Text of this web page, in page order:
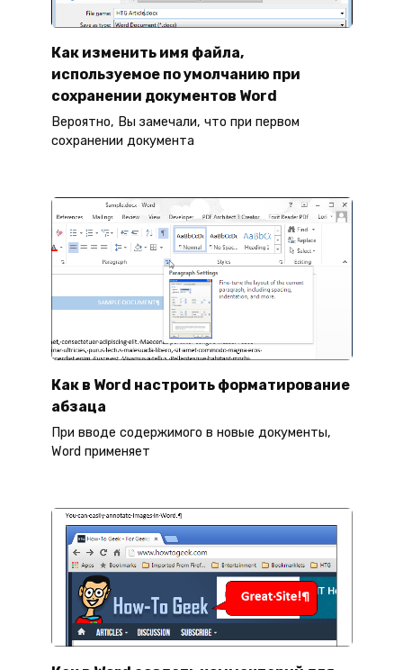
Как изменить имя файла,
используемое по умолчанию при
сохранении документов Word
Вероятно, Вы замечали, что при первом
сохранении документа
Как в Word настроить форматирование
абзаца
При вводе содержимого в новые документы,
Word применяет